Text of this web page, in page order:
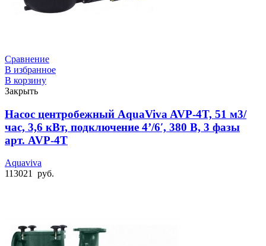
Сравнение
В избранное
В корзину
Закрыть
Насос центробежный AquaViva AVP-4T, 51 м3/
час, 3,6 кВт, подключение 4’/6′, 380 В, 3 фазы
арт. AVP-4T
Aquaviva
113021
руб.